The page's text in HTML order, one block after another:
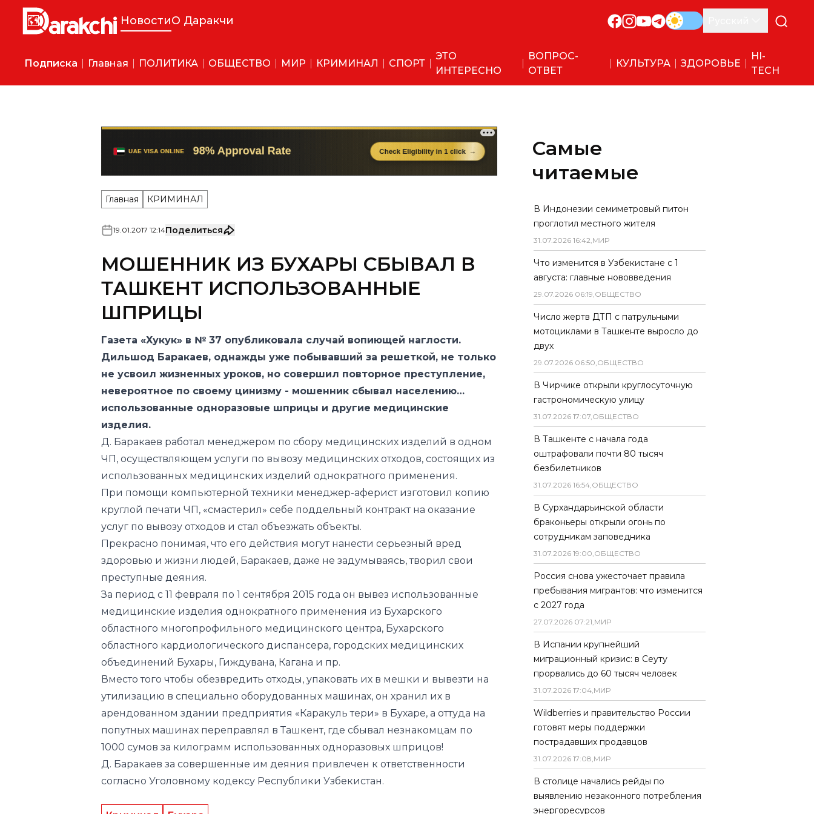
НовостиО Даракчи
Подписка Главная ПОЛИТИКА ОБЩЕСТВО МИР КРИМИНАЛ СПОРТ
ЭТО
ИНТЕРЕСНО
ВОПРОС-
ОТВЕТ
КУЛЬТУРА ЗДОРОВЬЕ
HI-
TECH
Главная КРИМИНАЛ
19 01 2017 12:14Поделиться
МОШЕННИК ИЗ БУХАРЫ СБЫВАЛ В
ТАШКЕНТ ИСПОЛЬЗОВАННЫЕ
ШПРИЦЫ
Газета «Хукук» в № 37 опубликовала случай вопиющей наглости.
Дильшод Баракаев, однажды уже побывавший за решеткой, не только
не усвоил жизненных уроков, но совершил повторное преступление,
невероятное по своему цинизму - мошенник сбывал населению…
использованные одноразовые шприцы и другие медицинские
изделия.
Д. Баракаев работал менеджером по сбору медицинских изделий в одном
ЧП, осуществляющем услуги по вывозу медицинских отходов, состоящих из
использованных медицинских изделий однократного применения.
При помощи компьютерной техники менеджер-аферист изготовил копию
круглой печати ЧП, «смастерил» себе поддельный контракт на оказание
услуг по вывозу отходов и стал объезжать объекты.
Прекрасно понимая, что его действия могут нанести серьезный вред
здоровью и жизни людей, Баракаев, даже не задумываясь, творил свои
преступные деяния.
За период с 11 февраля по 1 сентября 2015 года он вывез использованные
медицинские изделия однократного применения из Бухарского
областного многопрофильного медицинского центра, Бухарского
областного кардиологического диспансера, городских медицинских
объединений Бухары, Гиждувана, Кагана и пр.
Вместо того чтобы обезвредить отходы, упаковать их в мешки и вывезти на
утилизацию в специально оборудованных машинах, он хранил их в
арендованном здании предприятия «Каракуль тери» в Бухаре, а оттуда на
попутных машинах переправлял в Ташкент, где сбывал незнакомцам по
1000 сумов за килограмм использованных одноразовых шприцов!
Д. Баракаев за совершенные им деяния привлечен к ответственности
согласно Уголовному кодексу Республики Узбекистан.
Самые
читаемые
В Индонезии семиметровый питон
проглотил местного жителя
31.07.2026 16:42,МИР
Что изменится в Узбекистане с 1
августа: главные нововведения
29.07.2026 06:19,ОБЩЕСТВО
Число жертв ДТП с патрульными
мотоциклами в Ташкенте выросло до
двух
29.07.2026 06:50,ОБЩЕСТВО
В Чирчике открыли круглосуточную
гастрономическую улицу
31.07.2026 17:07,ОБЩЕСТВО
В Ташкенте с начала года
оштрафовали почти 80 тысяч
безбилетников
31.07.2026 16:54,ОБЩЕСТВО
В Сурхандарьинской области
браконьеры открыли огонь по
сотрудникам заповедника
31.07.2026 19:00,ОБЩЕСТВО
Россия снова ужесточает правила
пребывания мигрантов: что изменится
с 2027 года
27.07.2026 07:21,МИР
В Испании крупнейший
миграционный кризис: в Сеуту
прорвались до 60 тысяч человек
31.07.2026 17:04,МИР
Wildberries и правительство России
готовят меры поддержки
пострадавших продавцов
31.07.2026 17:08,МИР
В столице начались рейды по
выявлению незаконного потребления
энергоресурсов